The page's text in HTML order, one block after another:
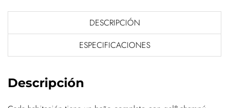
DESCRIPCIÓN
ESPECIFICACIONES
Descripción